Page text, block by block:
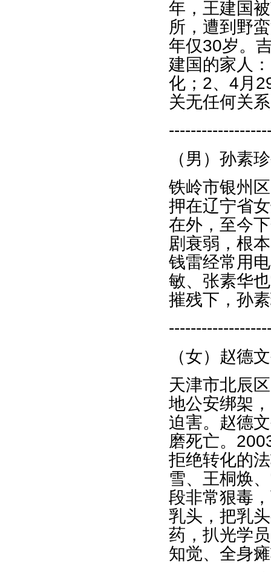
年，王建国
所，遭到野
年仅30岁。
建国的家人
化；2、4月
关无任何关
（男）孙素
铁岭市银州
押在辽宁省
在外，至今
剧衰弱，根
钱雷经常用
敏、张素华
摧残下，孙
（女）赵德
天津市北辰
地公安绑架
迫害。赵德
磨死亡。
拒绝转化的
雪、王桐焕
段非常狠毒
乳头，把乳
药，扒光学
知觉、全身